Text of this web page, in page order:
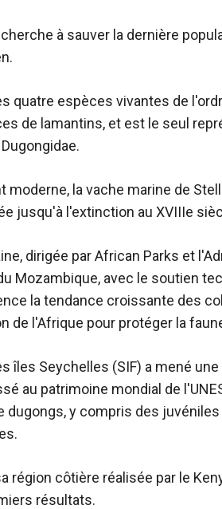
à sauver la dernière
quatre espèces vivantes de
de lamantins, et est le seul
moderne, la vache marine de
jusqu'à l'extinction au XVIIIe
dirigée par African Parks et
Mozambique, avec le soutien
la tendance croissante des
de l'Afrique pour protéger la
îles Seychelles (SIF) a mené
au patrimoine mondial de
dugongs, y compris des
région côtière réalisée par le
résultats.